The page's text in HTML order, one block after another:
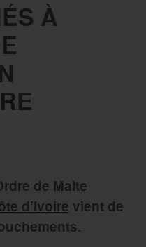
À
de Malte
d’Ivoire vient de